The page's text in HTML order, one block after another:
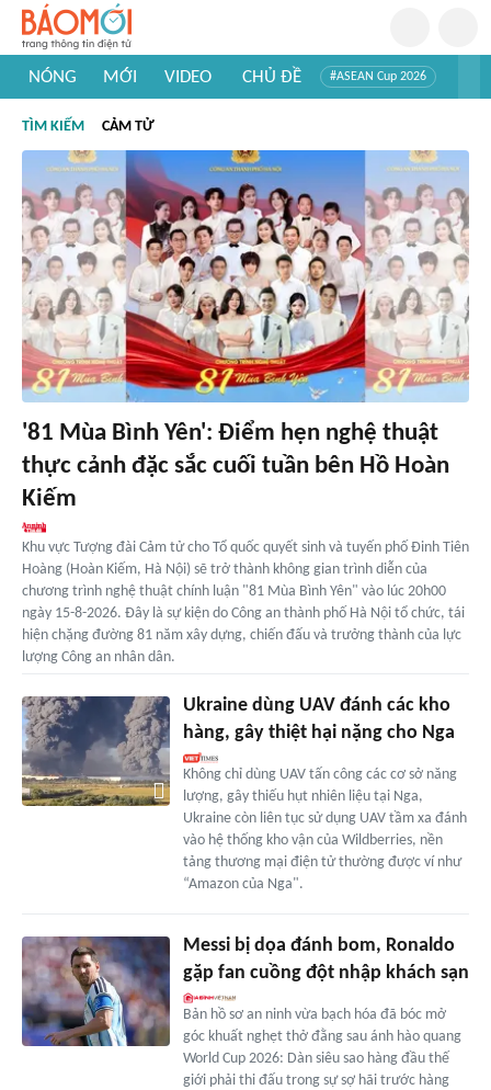
NÓNG MỚI VIDEO CHỦ ĐỀ #ASEAN Cup 2026
#Khám phá thế giới
TÌM KIẾM CẢM TỬ
'81 Mùa Bình Yên': Điểm hẹn nghệ thuật
thực cảnh đặc sắc cuối tuần bên Hồ Hoàn
Kiếm
Khu vực Tượng đài Cảm tử cho Tổ quốc quyết sinh và tuyến phố Đinh Tiên
Hoàng (Hoàn Kiếm, Hà Nội) sẽ trở thành không gian trình diễn của
chương trình nghệ thuật chính luận "81 Mùa Bình Yên" vào lúc 20h00
ngày 15-8-2026. Đây là sự kiện do Công an thành phố Hà Nội tổ chức, tái
hiện chặng đường 81 năm xây dựng, chiến đấu và trưởng thành của lực
lượng Công an nhân dân.
Ukraine dùng UAV đánh các kho
hàng, gây thiệt hại nặng cho Nga
Không chỉ dùng UAV tấn công các cơ sở năng
lượng, gây thiếu hụt nhiên liệu tại Nga,
Ukraine còn liên tục sử dụng UAV tầm xa đánh
vào hệ thống kho vận của Wildberries, nền
tảng thương mại điện tử thường được ví như
“Amazon của Nga".
Messi bị dọa đánh bom, Ronaldo
gặp fan cuồng đột nhập khách sạn
Bản hồ sơ an ninh vừa bạch hóa đã bóc mở
góc khuất nghẹt thở đằng sau ánh hào quang
World Cup 2026: Dàn siêu sao hàng đầu thế
giới phải thi đấu trong sự sợ hãi trước hàng